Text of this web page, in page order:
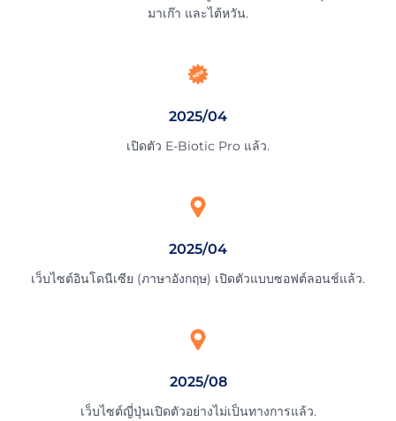
มาเก๊า และไต้หวัน.
2025/04
เปิดตัว E-Biotic Pro แล้ว.
2025/04
เว็บไซต์อินโดนีเซีย (ภาษาอังกฤษ) เปิดตัวแบบซอฟต์ลอนช์แล้ว.
2025/08
เว็บไซต์ญี่ปุ่นเปิดตัวอย่างไม่เป็นทางการแล้ว.